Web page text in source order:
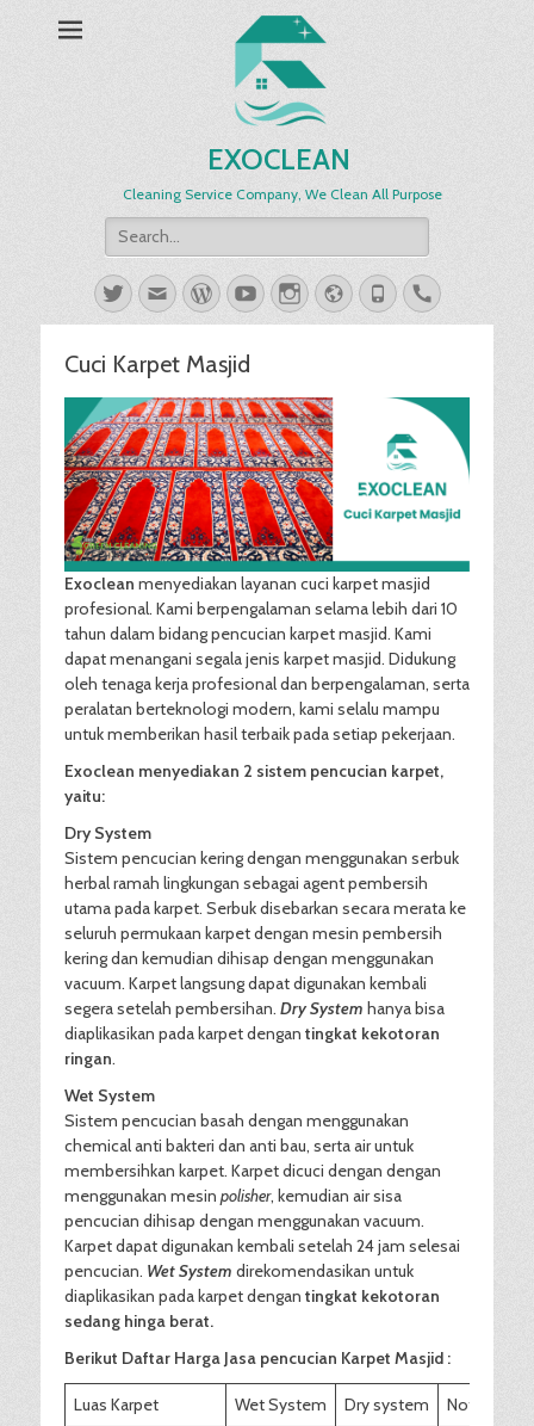
EXOCLEAN
Cleaning Service Company, We Clean All Purpose
Search
for:
TwitterEmailWordPress
YouTubeInstagram
Website
PhoneHandset
Cuci Karpet Masjid
Exoclean menyediakan layanan cuci karpet masjid
profesional. Kami berpengalaman selama lebih dari 10
tahun dalam bidang pencucian karpet masjid. Kami
dapat menangani segala jenis karpet masjid. Didukung
oleh tenaga kerja profesional dan berpengalaman, serta
peralatan berteknologi modern, kami selalu mampu
untuk memberikan hasil terbaik pada setiap pekerjaan.
Exoclean menyediakan 2 sistem pencucian karpet,
yaitu:
Dry System
Sistem pencucian kering dengan menggunakan serbuk
herbal ramah lingkungan sebagai agent pembersih
utama pada karpet. Serbuk disebarkan secara merata ke
seluruh permukaan karpet dengan mesin pembersih
kering dan kemudian dihisap dengan menggunakan
vacuum. Karpet langsung dapat digunakan kembali
segera setelah pembersihan. Dry System hanya bisa
diaplikasikan pada karpet dengan tingkat kekotoran
ringan.
Wet System
Sistem pencucian basah dengan menggunakan
chemical anti bakteri dan anti bau, serta air untuk
membersihkan karpet. Karpet dicuci dengan dengan
menggunakan mesin polisher, kemudian air sisa
pencucian dihisap dengan menggunakan vacuum.
Karpet dapat digunakan kembali setelah 24 jam selesai
pencucian. Wet System direkomendasikan untuk
diaplikasikan pada karpet dengan tingkat kekotoran
sedang hinga berat.
Berikut Daftar Harga Jasa pencucian Karpet Masjid :
Luas Karpet Wet System Dry system
Note